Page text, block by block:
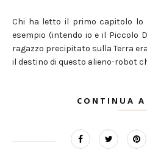
Chi ha letto il primo capitolo lo
esempio (intendo io e il Piccolo
ragazzo precipitato sulla Terra
il destino di questo alieno-robot
CONTINUA A